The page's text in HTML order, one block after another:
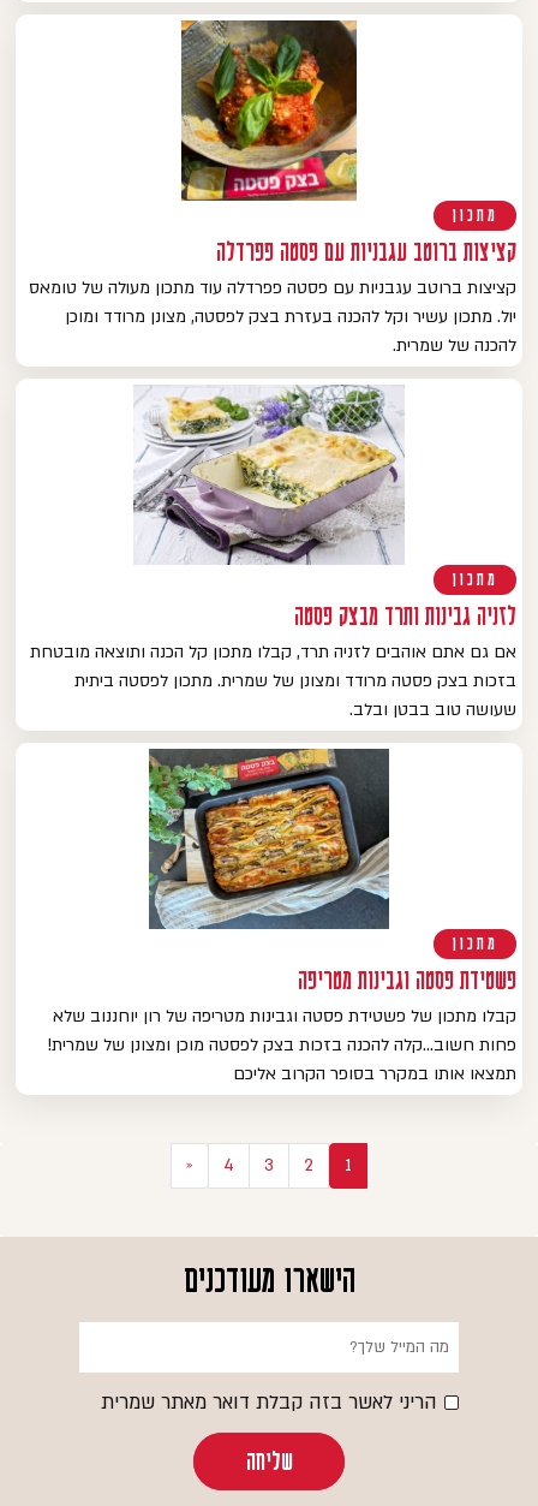
מתכון
קציצות ברוטב עגבניות עם פסטה פפרדלה
קציצות ברוטב עגבניות עם פסטה פפרדלה עוד מתכון מעולה של טומאס
יול. מתכון עשיר וקל להכנה בעזרת בצק לפסטה, מצונן מרודד ומוכן
להכנה של שמרית.
מתכון
לזניה גבינות ותרד מבצק פסטה
אם גם אתם אוהבים לזניה תרד, קבלו מתכון קל הכנה ותוצאה מובטחת
בזכות בצק פסטה מרודד ומצונן של שמרית. מתכון לפסטה ביתית
שעושה טוב בבטן ובלב.
מתכון
פשטידת פסטה וגבינות מטריפה
קבלו מתכון של פשטידת פסטה וגבינות מטריפה של רון יוחננוב שלא
פחות חשוב…קלה להכנה בזכות בצק לפסטה מוכן ומצונן של שמרית!
תמצאו אותו במקרר בסופר הקרוב אליכם
1
2
3
4
«
הישארו מעודכנים
הריני לאשר בזה קבלת דואר מאתר שמרית
שליחה